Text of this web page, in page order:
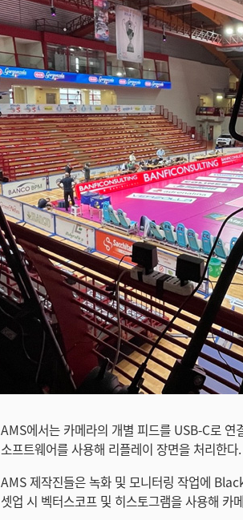
AMS에서는 카메라의 개별 피드를 USB-C로
소프트웨어를 사용해 리플레이 장면을 처리한다.
AMS 제작진들은 녹화 및 모니터링 작업에
셋업 시 벡터스코프 및 히스토그램을 사용해 카